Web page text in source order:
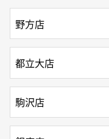
野方店
都立大店
駒沢店